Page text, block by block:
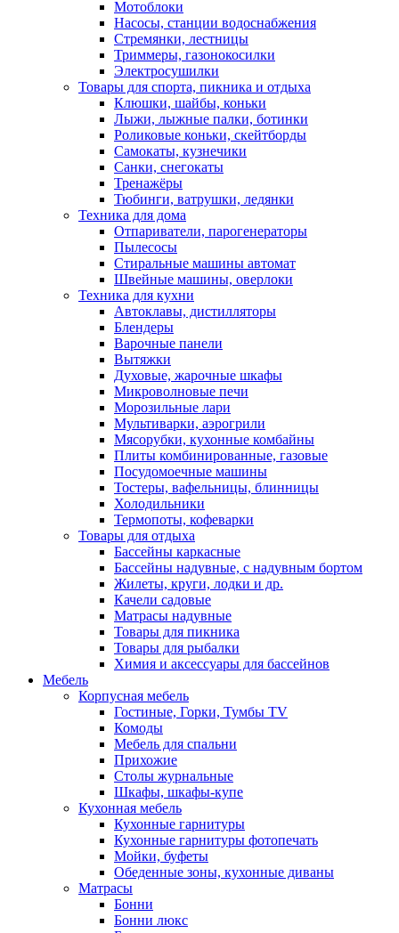
Мотоблоки
Насосы, станции водоснабжения
Стремянки, лестницы
Триммеры, газонокосилки
Электросушилки
Товары для спорта, пикника и отдыха
Клюшки, шайбы, коньки
Лыжи, лыжные палки, ботинки
Роликовые коньки, скейтборды
Самокаты, кузнечики
Санки, снегокаты
Тренажёры
Тюбинги, ватрушки, ледянки
Техника для дома
Отпариватели, парогенераторы
Пылесосы
Стиральные машины автомат
Швейные машины, оверлоки
Техника для кухни
Автоклавы, дистилляторы
Блендеры
Варочные панели
Вытяжки
Духовые, жарочные шкафы
Микроволновые печи
Морозильные лари
Мультиварки, аэрогрили
Мясорубки, кухонные комбайны
Плиты комбинированные, газовые
Посудомоечные машины
Тостеры, вафельницы, блинницы
Холодильники
Термопоты, кофеварки
Товары для отдыха
Бассейны каркасные
Бассейны надувные, с надувным бортом
Жилеты, круги, лодки и др.
Качели садовые
Матрасы надувные
Товары для пикника
Товары для рыбалки
Химия и аксессуары для бассейнов
Мебель
Корпусная мебель
Гостиные, Горки, Тумбы TV
Комоды
Мебель для спальни
Прихожие
Столы журнальные
Шкафы, шкафы-купе
Кухонная мебель
Кухонные гарнитуры
Кухонные гарнитуры фотопечать
Мойки, буфеты
Обеденные зоны, кухонные диваны
Матрасы
Бонни
Бонни люкс